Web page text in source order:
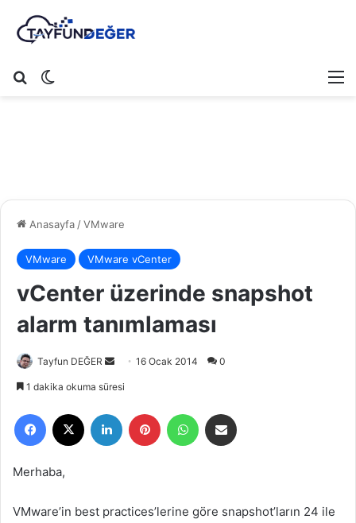
Arama yap ...
Anasayfa/VMware
VMware VMware vCenter
vCenter üzerinde snapshot
alarm tanımlaması
Tayfun DEĞER
e
-
t
16 Ocak 2014 0
1 dakika okuma süresi
Merhaba,
VMware’in best practices’lerine göre snapshot’ların 24 ile